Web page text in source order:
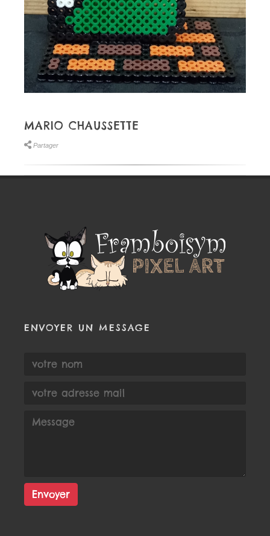
MARIO CHAUSSETTE
Partager
ENVOYER UN MESSAGE
Envoyer